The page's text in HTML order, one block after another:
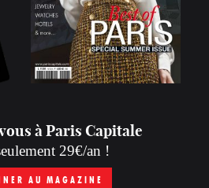
à Paris Capitale
29€/an !
AU MAGAZINE